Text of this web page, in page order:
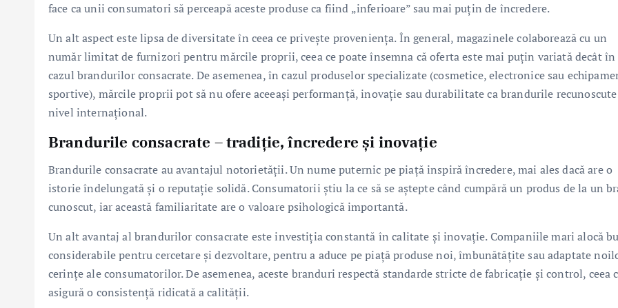
face ca unii consumatori să perceapă aceste produse ca fiind „inferioare” sau mai puțin de încredere.
Un alt aspect este lipsa de diversitate în ceea ce privește proveniența. În general, magazinele colaborează cu un
număr limitat de furnizori pentru mărcile proprii, ceea ce poate însemna că oferta este mai puțin variată decât în
cazul brandurilor consacrate. De asemenea, în cazul produselor specializate (cosmetice, electronice sau
sportive), mărcile proprii pot să nu ofere aceeași performanță, inovație sau durabilitate ca brandurile
nivel internațional.
Brandurile consacrate – tradiție, încredere și inovație
Brandurile consacrate au avantajul notorietății. Un nume puternic pe piață inspiră încredere, mai ales dacă are o
istorie îndelungată și o reputație solidă. Consumatorii știu la ce să se aștepte când cumpără un produs de la un
cunoscut, iar această familiaritate are o valoare psihologică importantă.
Un alt avantaj al brandurilor consacrate este investiția constantă în calitate și inovație. Companiile mari alocă
considerabile pentru cercetare și dezvoltare, pentru a aduce pe piață produse noi, îmbunătățite sau adaptate
cerințe ale consumatorilor. De asemenea, aceste branduri respectă standarde stricte de fabricație și control, ceea
asigură o consistență ridicată a calității.